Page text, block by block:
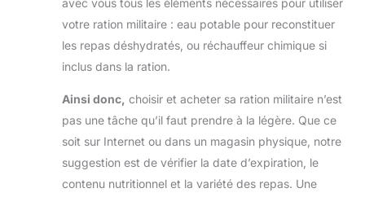
avec vous tous les éléments nécessaires pour utiliser
votre ration militaire : eau potable pour reconstituer
les repas déshydratés, ou réchauffeur chimique si
inclus dans la ration.
Ainsi donc, choisir et acheter sa ration militaire n’est
pas une tâche qu’il faut prendre à la légère. Que ce
soit sur Internet ou dans un magasin physique, notre
suggestion est de vérifier la date d’expiration, le
contenu nutritionnel et la variété des repas. Une